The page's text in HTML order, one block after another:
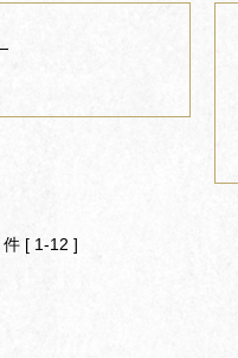
件 [ 1-12 ]